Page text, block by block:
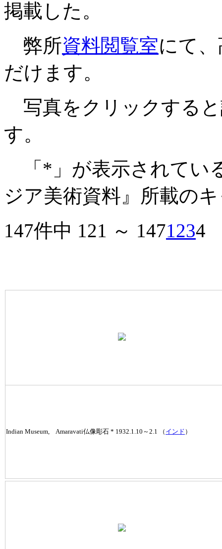
掲載した。
弊所資料閲覧室にて
だけます。
写真をクリックする
す。
「*」が表示されてい
ジア美術資料』所載の
147件中 121 ～ 1471234
Indian Museum, Amaravati仏像彫石 * 1932.1.10～2.1 （ インド ）